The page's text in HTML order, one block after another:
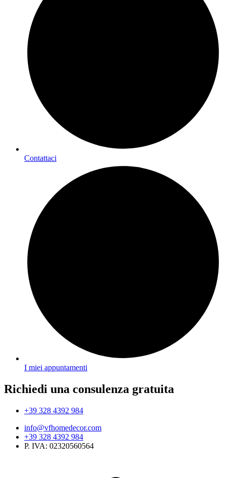
Contattaci
I miei appuntamenti
Richiedi una consulenza gratuita
+39 328 4392 984
info@vfhomedecor.com
+39 328 4392 984
P. IVA: 02320560564